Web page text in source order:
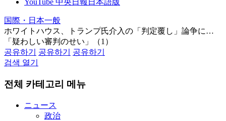
YouTube 中央日報日本語版
国際・日本一般
ホワイトハウス、トランプ氏介入の「判定覆し」論争に…
「疑わしい審判のせい」（1）
공유하기
공유하기
공유하기
검색 열기
전체 카테고리 메뉴
ニュース
政治